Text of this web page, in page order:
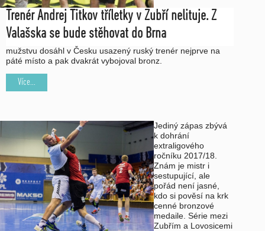
Trenér Andrej Titkov tříletky v Zubří nelituje. Z
Valašska se bude stěhovat do Brna
mužstvu dosáhl v Česku usazený ruský trenér nejprve na
páté místo a pak dvakrát vybojoval bronz.
Více...
Jediný zápas zbývá
k dohrání
extraligového
ročníku 2017/18.
Znám je mistr i
sestupující, ale
pořád není jasné,
kdo si pověsí na krk
cenné bronzové
medaile. Série mezi
Zubřím a Lovosicemi